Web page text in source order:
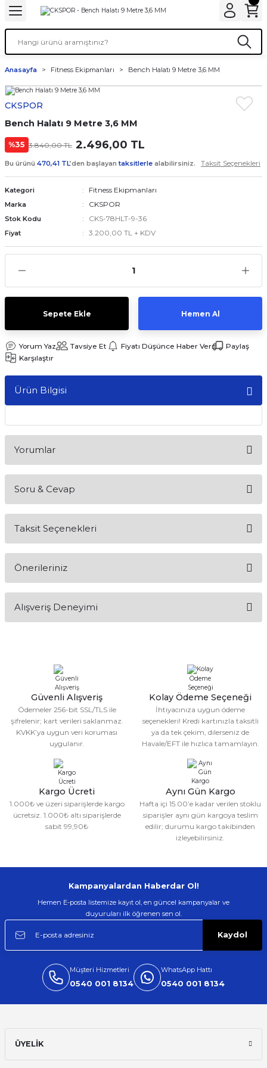
Anasayfa Fitness Ekipmanları Bench Halatı 9 Metre 3,6 MM
CKSPOR
Bench Halatı 9 Metre 3,6 MM
%35 3.840,00 TL 2.496,00 TL
Bu ürünü 470,41 TL’den başlayantaksitlerle alabilirsiniz. Taksit Seçenekleri
Kategori Fitness Ekipmanları
Marka CKSPOR
Stok Kodu CKS-78HLT-9-36
Fiyat 3.200,00 TL + KDV
Sepete Ekle Hemen Al
Yorum Yaz Tavsiye Et Fiyatı Düşünce Haber Ver
Paylaş
Karşılaştır
Ürün Bilgisi
Yorumlar
Soru & Cevap
Taksit Seçenekleri
Önerileriniz
konularda yetersiz gördüğünüz noktaları öneri formunu
kullanarak tarafımıza iletebilirsiniz.
Ürün resmi kalitesiz, bozuk veya görüntülenemiyor.
Ürün açıklamasında eksik bilgiler bulunuyor.
Ürün bilgilerinde hatalar bulunuyor.
Ürün fiyatı diğer sitelerden daha pahalı.
Bu ürüne benzer farklı alternatifler olmalı.
Gönder
Alışveriş Deneyimi
Deneyimini Paylaş
Güvenli Alışveriş
Ödemeler 256-bit SSL/TLS ile
şifrelenir; kart verileri saklanmaz.
KVKK’ya uygun veri koruması
uygulanır.
Kolay Ödeme Seçeneği
İhtiyacınıza uygun ödeme
seçenekleri! Kredi kartınızla taksitli
ya da tek çekim, dilerseniz de
Havale/EFT ile hızlıca tamamlayın.
Kargo Ücreti
1.000₺ ve üzeri siparişlerde kargo
ücretsiz. 1.000₺ altı siparişlerde
sabit 99,90₺
Aynı Gün Kargo
Hafta içi 15.00’e kadar verilen stoklu
siparişler aynı gün kargoya teslim
edilir; durumu kargo takibinden
izleyebilirsiniz.
Kampanyalardan Haberdar Ol!
Hemen E-posta listemize kayıt ol, en güncel kampanyalar ve
duyuruları ilk öğrenen sen ol.
Kaydol
Müşteri Hizmetleri
0540 001 8134
WhatsApp Hattı
0540 001 8134
ÜYELİK